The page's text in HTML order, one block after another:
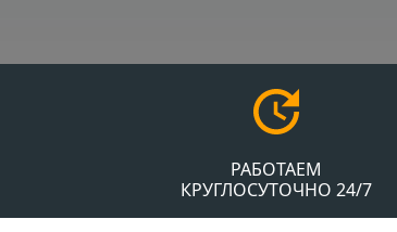
РАБОТАЕМ
КРУГЛОСУТОЧНО 24/7